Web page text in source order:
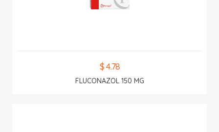
$ 4.78
FLUCONAZOL 150 MG